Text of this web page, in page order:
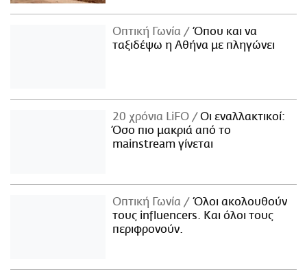
Οπτική Γωνία
Όπου και να
ταξιδέψω η Αθήνα με πληγώνει
20 χρόνια LiFO
Οι εναλλακτικοί:
Όσο πιο μακριά από το
mainstream γίνεται
Οπτική Γωνία
Όλοι ακολουθούν
τους influencers. Και όλοι τους
περιφρονούν.